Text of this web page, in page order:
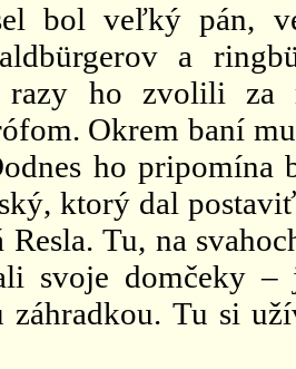
bol veľký pán,
a
razy ho zvolili za
Okrem baní
ho pripomína
ktorý dal
Tu, na
svoje domčeky –
záhradkou. Tu si